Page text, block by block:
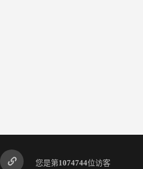
您是第1074744位访客